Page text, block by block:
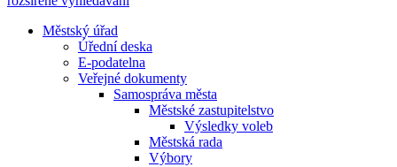
Městský úřad
Úřední deska
E-podatelna
Veřejné dokumenty
Samospráva města
Městské zastupitelstvo
Výsledky voleb
Městská rada
Výbory